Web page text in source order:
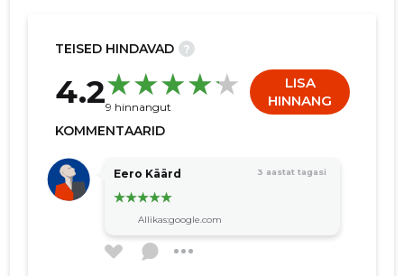
TEISED HINDAVAD ?
4.29 hinnangut
LISA
HINNANG
KOMMENTAARID
Eero Käärd 3 aastat tagasi
Allikas:google.com